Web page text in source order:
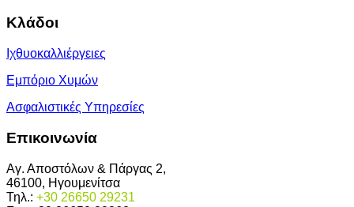
Κλάδοι
Ιχθυοκαλλιέργειες
Εμπόριο Χυμών
Ασφαλιστικές Υπηρεσίες
Επικοινωνία
Αγ. Αποστόλων & Πάργας 2,
46100, Ηγουμενίτσα
Τηλ.: +30 26650 29231